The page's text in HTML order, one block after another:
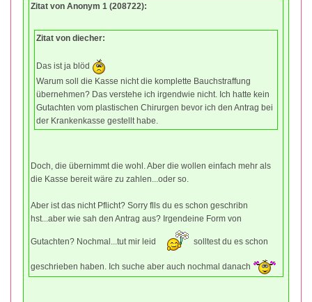
Zitat von Anonym 1 (208722):
Zitat von diecher:
Das ist ja blöd
Warum soll die Kasse nicht die komplette Bauchstraffung
übernehmen? Das verstehe ich irgendwie nicht. Ich hatte kein
Gutachten vom plastischen Chirurgen bevor ich den Antrag bei
der Krankenkasse gestellt habe.
Doch, die übernimmt die wohl. Aber die wollen einfach mehr als
die Kasse bereit wäre zu zahlen...oder so.
Aber ist das nicht Pflicht? Sorry flls du es schon geschribn
hst...aber wie sah den Antrag aus? Irgendeine Form von
Gutachten? Nochmal...tut mir leid solltest du es schon
geschrieben haben. Ich suche aber auch nochmal danach